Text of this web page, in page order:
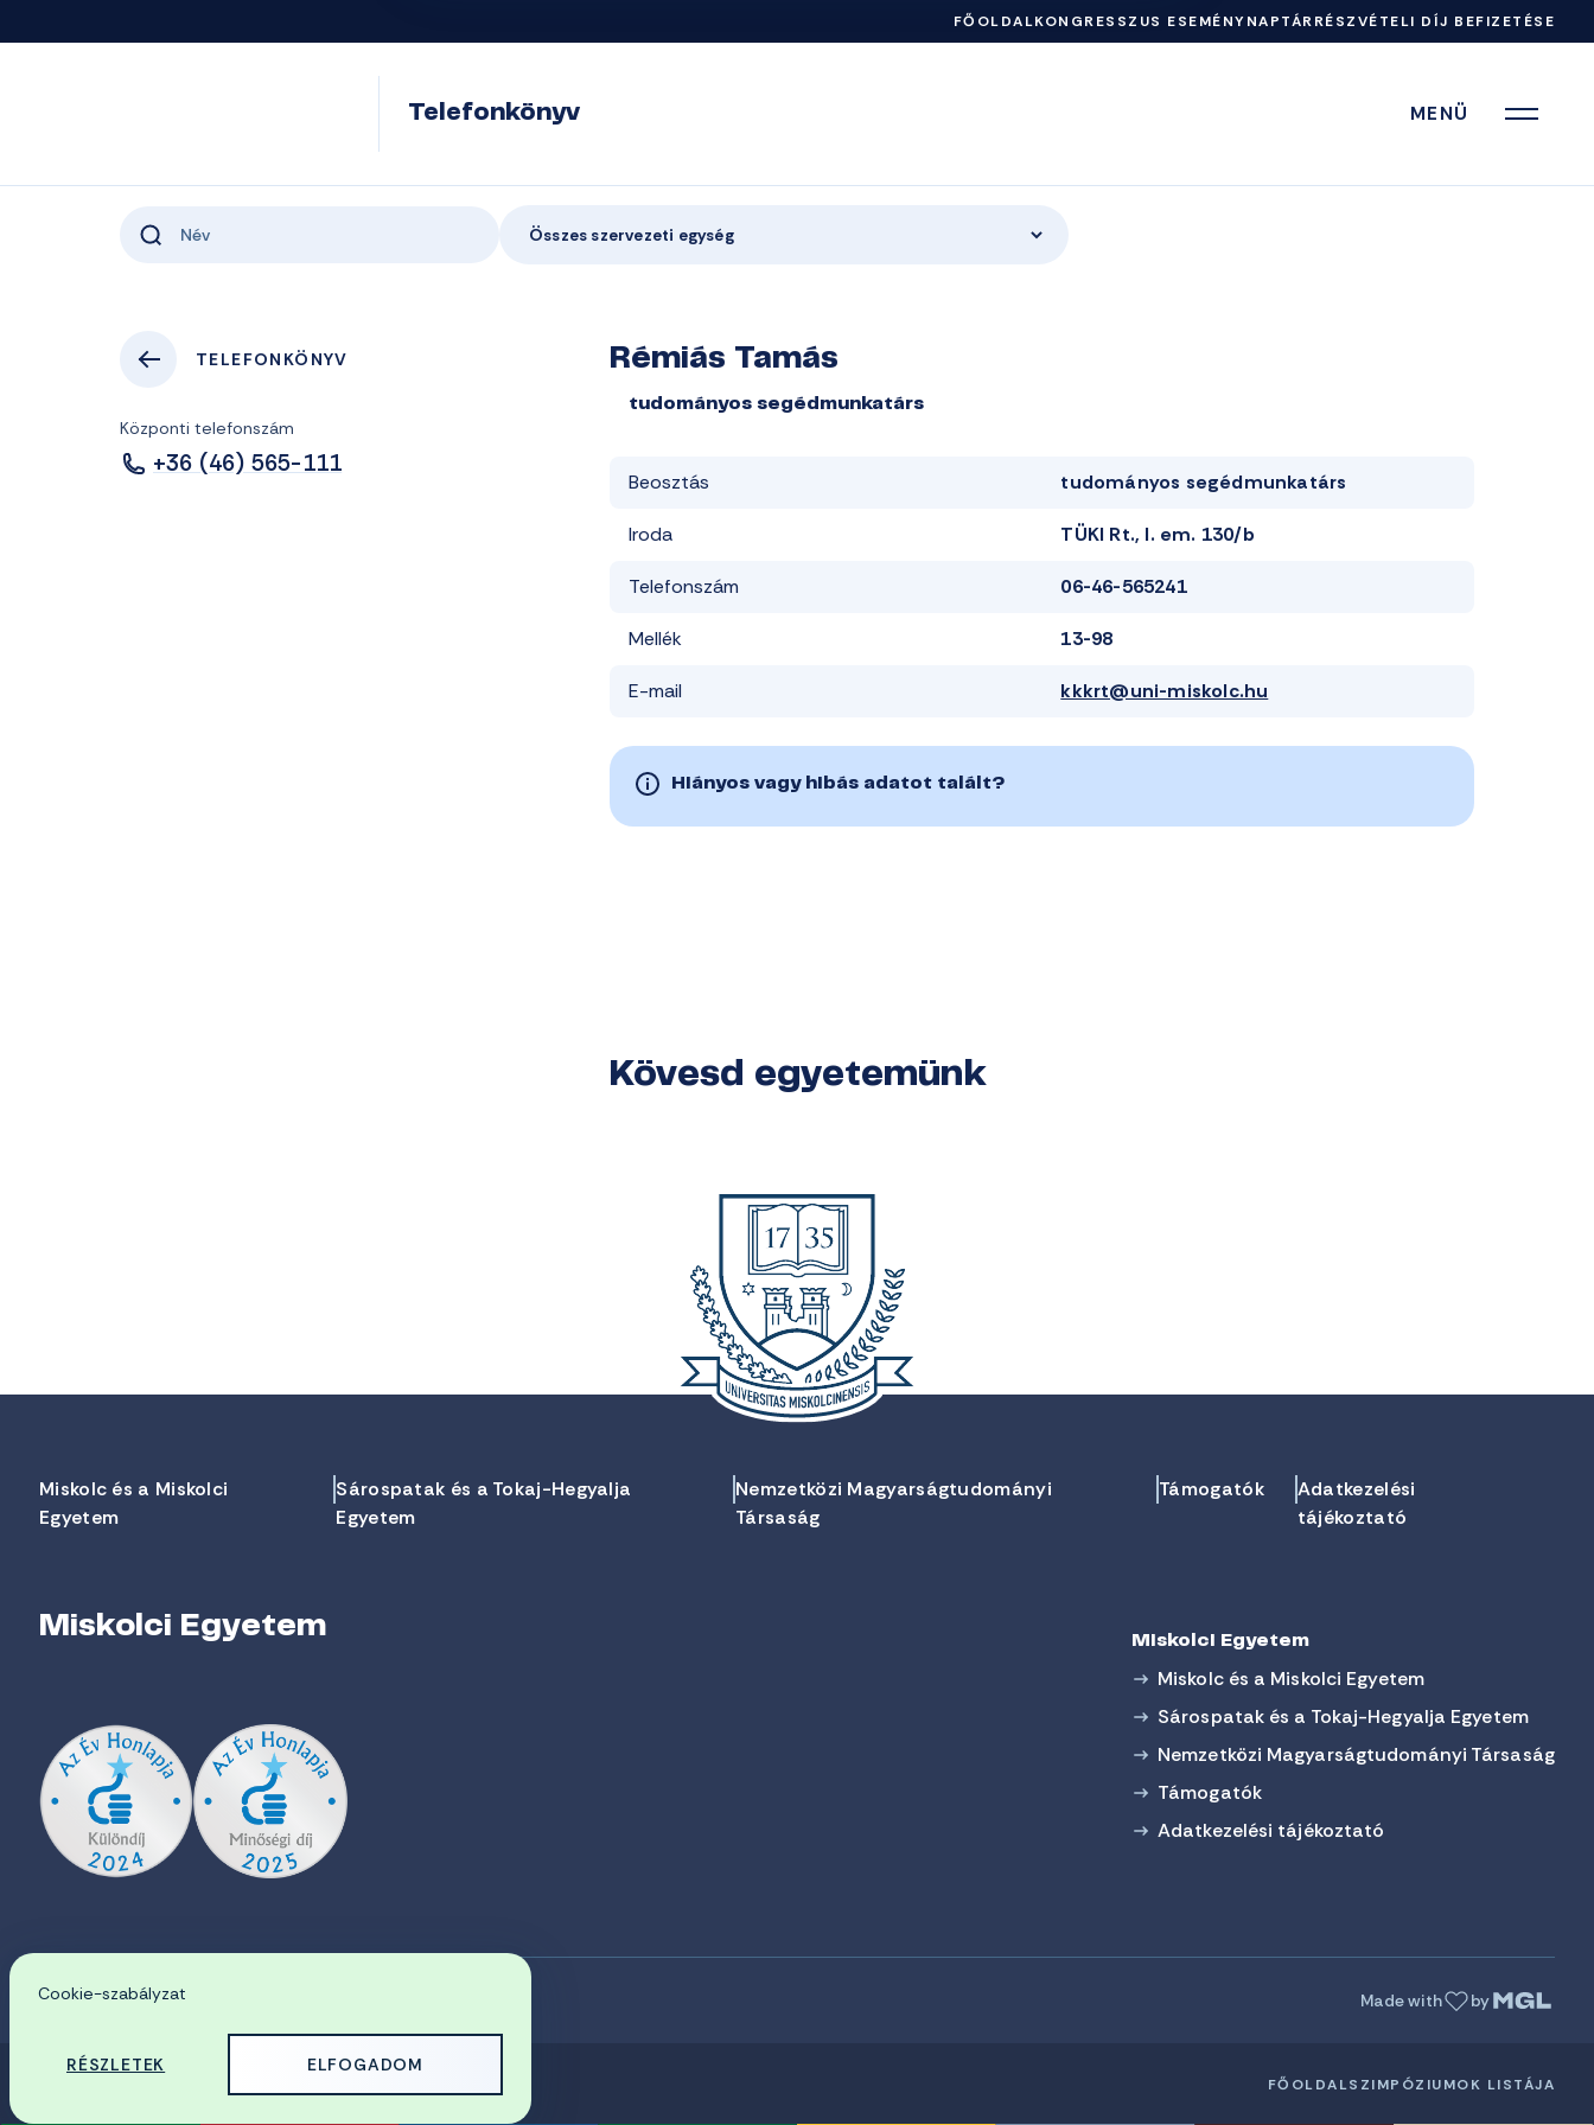
FŐOLDALKONGRESSZUS ESEMÉNYNAPTÁRRÉSZVÉTELI DÍJ BEFIZETÉSE
Telefonkönyv MENÜ
Összes szervezeti egység
TELEFONKÖNYV
Központi telefonszám
+36 (46) 565-111
Rémiás Tamás
tudományos segédmunkatárs
Beosztás tudományos segédmunkatárs
Iroda TÜKI Rt., I. em. 130/b
Telefonszám 06-46-565241
Mellék 13-98
E-mail kkkrt@uni-miskolc.hu
Hiányos vagy hibás adatot talált?
Kövesd egyetemünk
Miskolc és a Miskolci
Egyetem
Sárospatak és a Tokaj-Hegyalja
Egyetem
Nemzetközi Magyarságtudományi
Társaság
Támogatók
Adatkezelési
tájékoztató
Miskolci Egyetem Miskolci Egyetem
Miskolc és a Miskolci Egyetem
Sárospatak és a Tokaj-Hegyalja Egyetem
Nemzetközi Magyarságtudományi Társaság
Támogatók
Adatkezelési tájékoztató
EN Made with by
FŐOLDALSZIMPÓZIUMOK LISTÁJA
Cookie-szabályzat
RÉSZLETEK ELFOGADOM